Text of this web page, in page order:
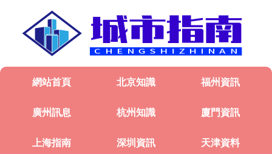
網站首頁 北京知識 福州資訊
廣州訊息 杭州知識 廈門資訊
上海指南 深圳資訊 天津資料